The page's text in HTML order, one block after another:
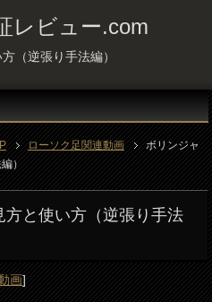
レビュー.com
（逆張り手法編）
ローソク足関連動画
ボリンジャ
）
と使い方（逆張り手法
画]